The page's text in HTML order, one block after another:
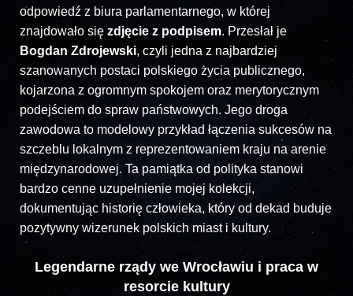
odpowiedź z biura parlamentarnego, w której
znajdowało się zdjęcie z podpisem. Przesłał je
Bogdan Zdrojewski, czyli jedna z najbardziej
szanowanych postaci polskiego życia publicznego,
kojarzona z ogromnym spokojem oraz merytorycznym
podejściem do spraw państwowych. Jego droga
zawodowa to modelowy przykład łączenia sukcesów na
szczeblu lokalnym z reprezentowaniem kraju na arenie
międzynarodowej. Ta pamiątka od polityka stanowi
bardzo cenne uzupełnienie mojej kolekcji,
dokumentując historię człowieka, który od dekad buduje
pozytywny wizerunek polskich miast i kultury.
Legendarne rządy we Wrocławiu i praca w
resorcie kultury